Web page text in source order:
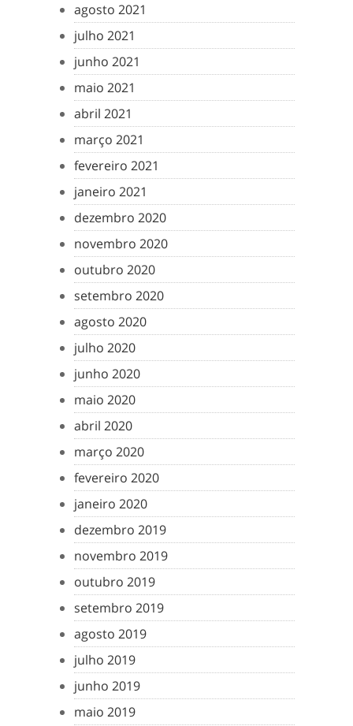
agosto 2021
julho 2021
junho 2021
maio 2021
abril 2021
março 2021
fevereiro 2021
janeiro 2021
dezembro 2020
novembro 2020
outubro 2020
setembro 2020
agosto 2020
julho 2020
junho 2020
maio 2020
abril 2020
março 2020
fevereiro 2020
janeiro 2020
dezembro 2019
novembro 2019
outubro 2019
setembro 2019
agosto 2019
julho 2019
junho 2019
maio 2019